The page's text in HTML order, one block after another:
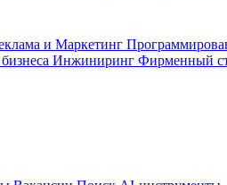
и Маркетинг
Инжиниринг Фирменный